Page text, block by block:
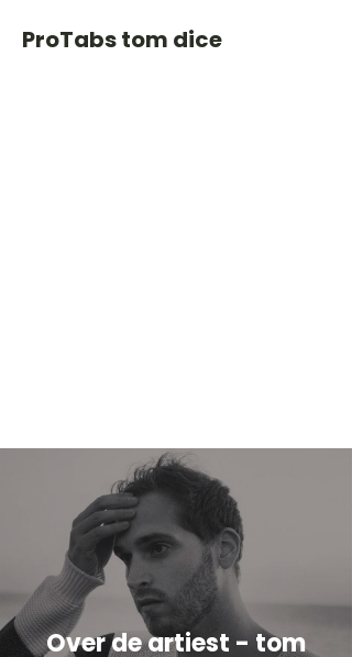
ProTabs tom dice
Over de artiest - tom